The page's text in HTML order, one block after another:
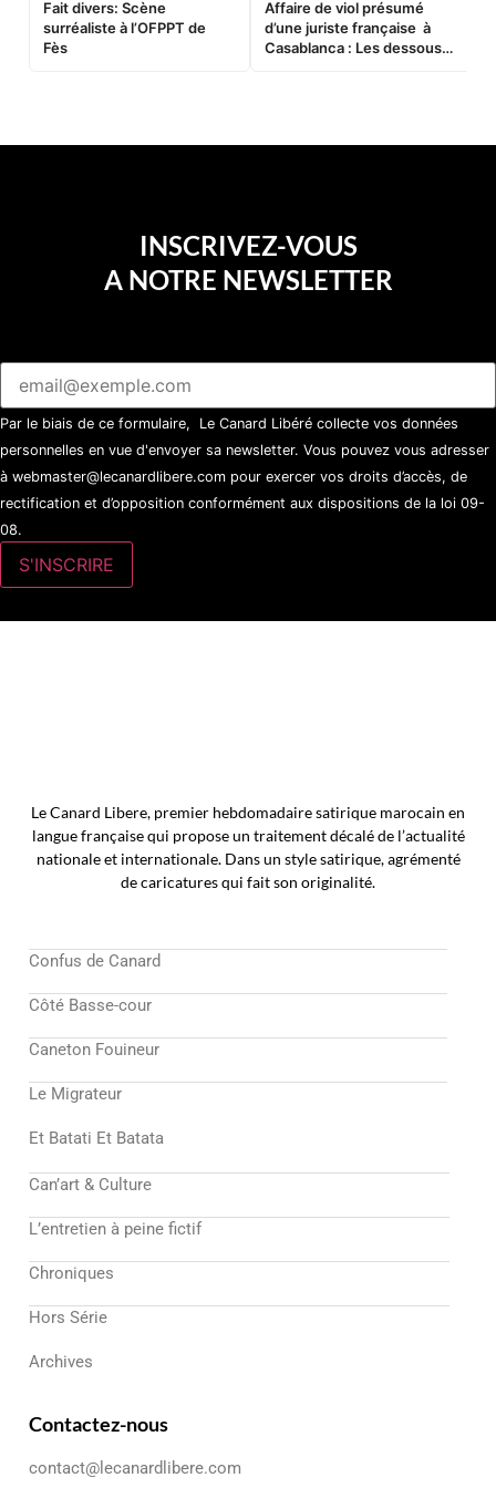
Fait divers: Scène
surréaliste à l’OFPPT de
Fès
Affaire de viol présumé
d’une juriste française à
Casablanca : Les dessous
INSCRIVEZ-VOUS
A NOTRE NEWSLETTER
Par le biais de ce formulaire, Le Canard Libéré collecte vos données
personnelles en vue d'envoyer sa newsletter. Vous pouvez vous adresser
à webmaster@lecanardlibere.com pour exercer vos droits d’accès, de
rectification et d’opposition conformément aux dispositions de la loi 09-
08.
Le Canard Libere, premier hebdomadaire satirique marocain en
langue française qui propose un traitement décalé de l’actualité
nationale et internationale. Dans un style satirique, agrémenté
de caricatures qui fait son originalité.
Confus de Canard
Côté Basse-cour
Caneton Fouineur
Le Migrateur
Et Batati Et Batata
Can’art & Culture
L’entretien à peine fictif
Chroniques
Hors Série
Archives
Contactez-nous
contact@lecanardlibere.com